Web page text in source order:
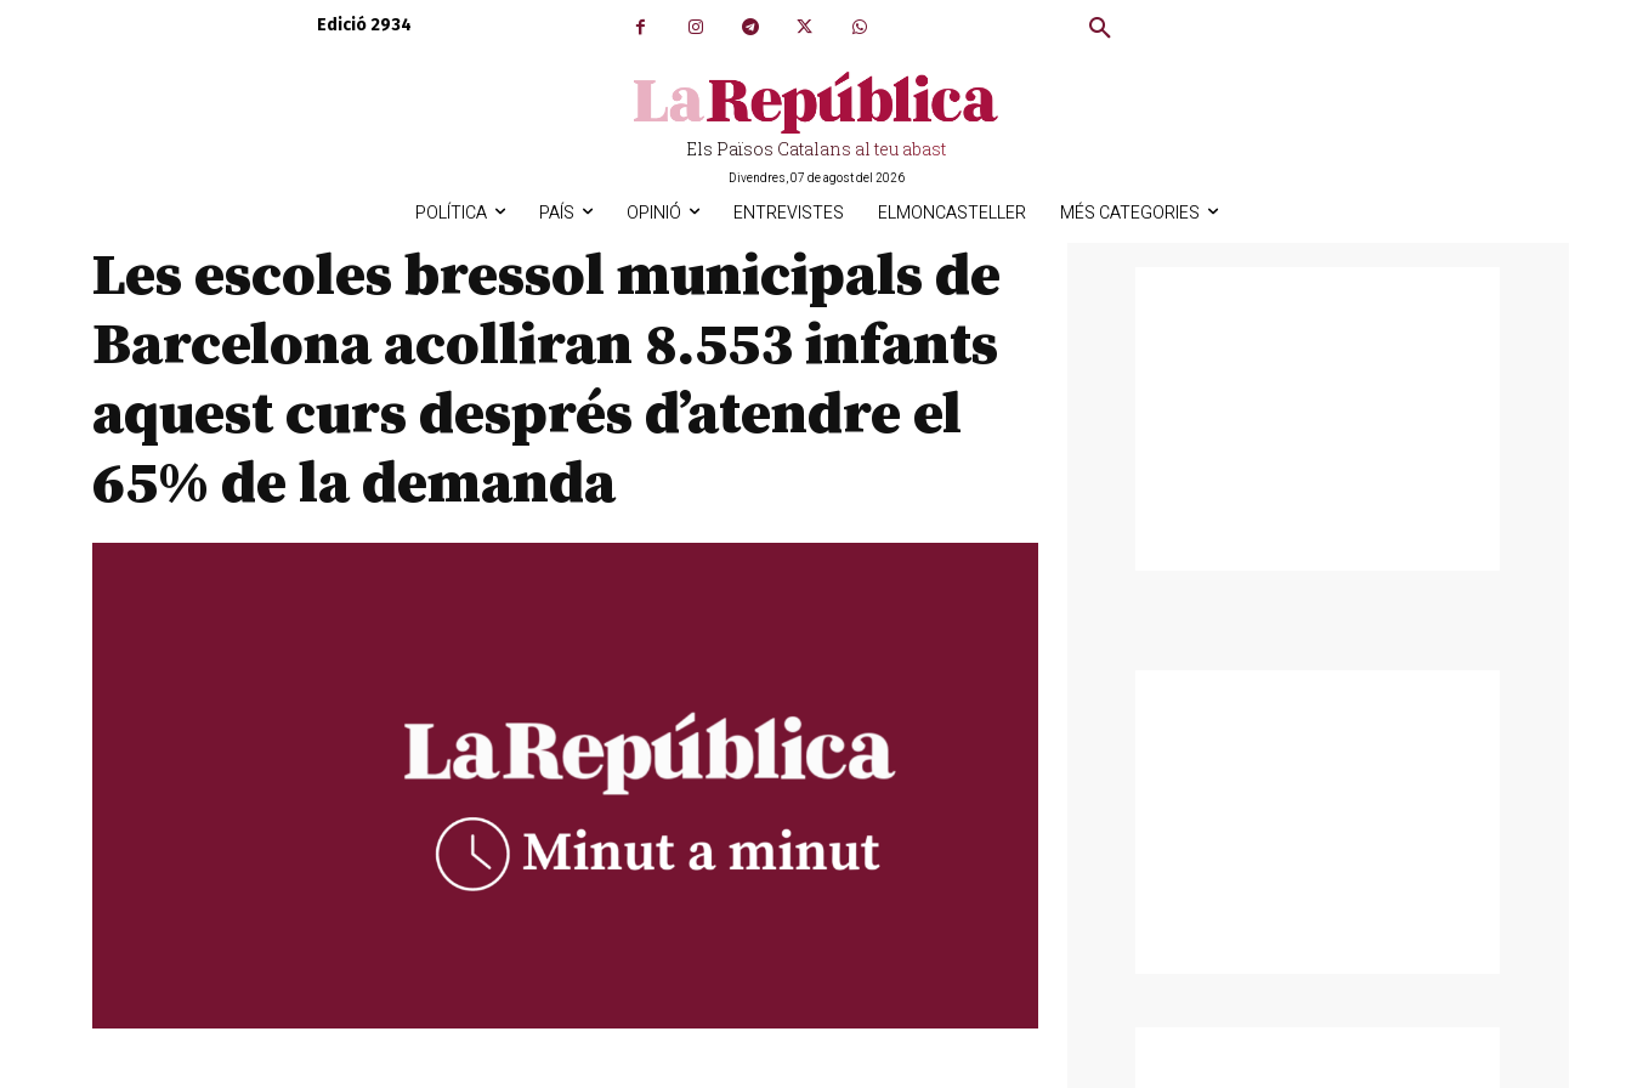
Edició 2934
Els Països Catalans al teu abast
Divendres, 07 de agost del 2026
POLÍTICA PAÍS OPINIÓ ENTREVISTES ELMONCASTELLER MÉS CATEGORIES
Les escoles bressol municipals de
Barcelona acolliran 8.553 infants
aquest curs després d’atendre el
65% de la demanda